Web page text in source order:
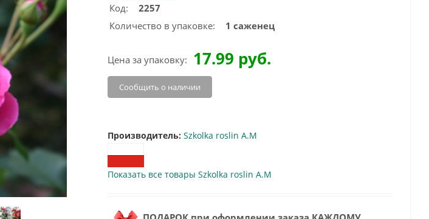
Код:
2257
Количество в упаковке:
1 саженец
Цена за упаковку: 17.99 руб.
Сообщить о наличии
Производитель: Szkolka roslin A.M
Показать все товары Szkolka roslin A.M